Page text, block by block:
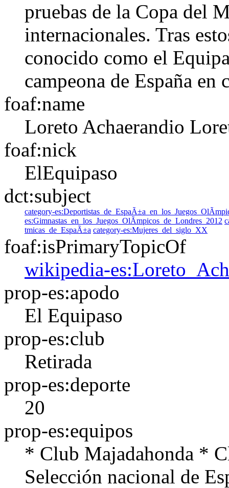
pruebas de la Copa del
internacionales. Tras
conocido como el
campeona de España
foaf:name
Loreto Achaerandio
foaf:nick
ElEquipaso
dct:subject
category-
es:Gimnastas_en_los_Juegos_OlÃ­mpicos_de_Londres_2012
tmicas_de_EspaÃ±a category-es:Mujeres_del_siglo_XX
foaf:isPrimaryTopicOf
wikipedia-
prop-es:apodo
El Equipaso
prop-es:club
Retirada
prop-es:deporte
20
prop-es:equipos
* Club Majadahonda *
Selección nacional de